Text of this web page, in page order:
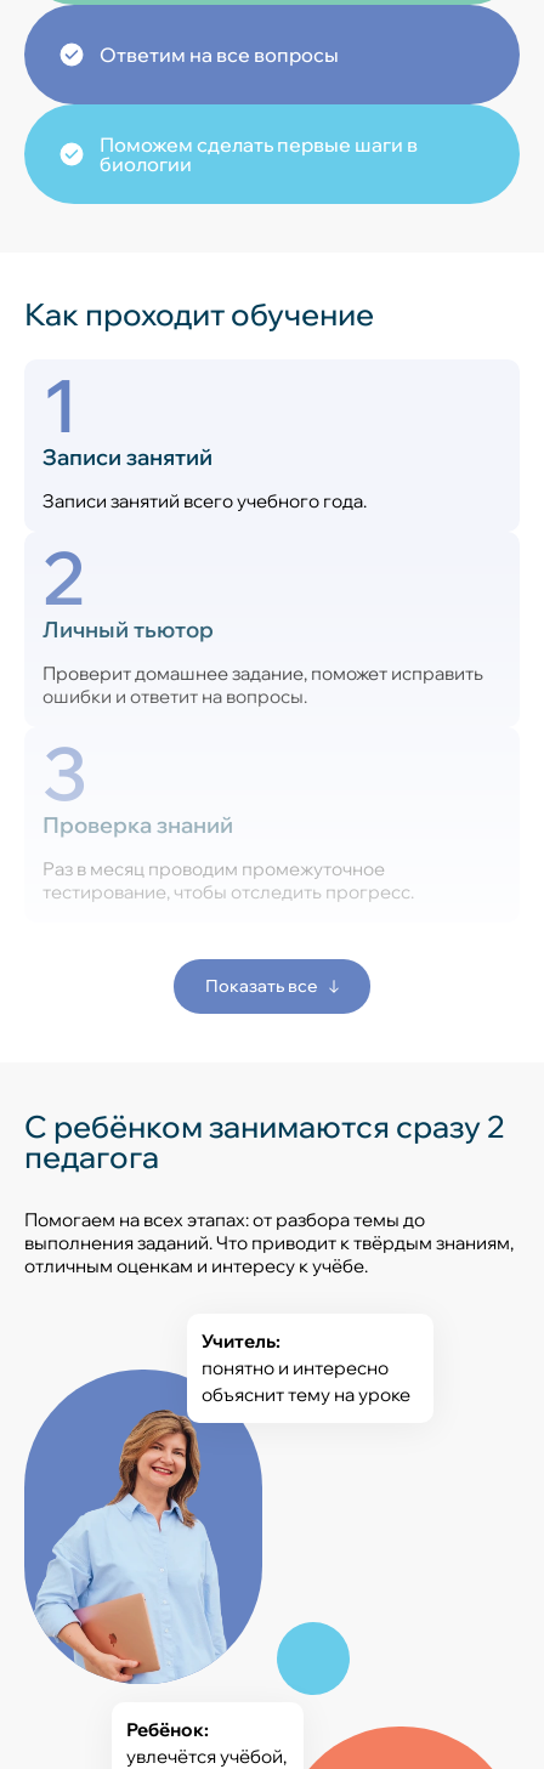
Ответим на все вопросы
Поможем сделать первые шаги в
биологии
Как проходит обучение
1
Записи занятий
Записи занятий всего учебного года.
2
Личный тьютор
Проверит домашнее задание, поможет исправить
ошибки и ответит на вопросы.
3
Проверка знаний
Раз в месяц проводим промежуточное
тестирование, чтобы отследить прогресс.
Показать все
С ребёнком занимаются сразу 2
педагога
Помогаем на всех этапах: от разбора темы до
выполнения заданий. Что приводит к твёрдым знаниям,
отличным оценкам и интересу к учёбе.
Учитель:
понятно и интересно
объяснит тему на уроке
Ребёнок:
увлечётся учёбой,